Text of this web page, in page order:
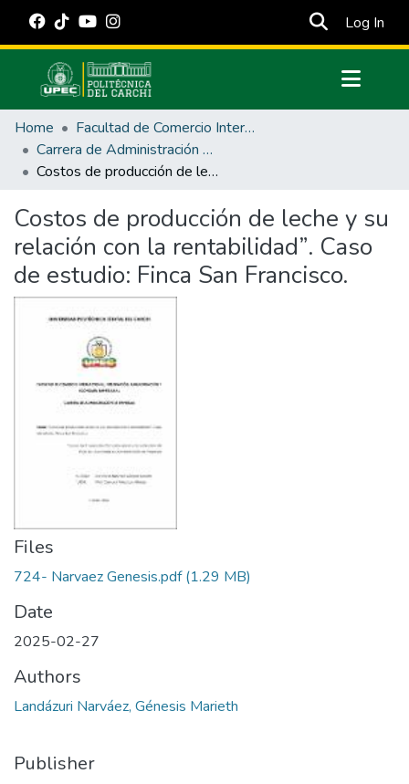
Log In
Communities & Collections
All of DSpace
Statistics
Estadísticas Externas
Manuales
Home
Facultad de Comercio Internacional, Integración, Administración y Economía Empresarial
Carrera de Administración de Empresas y Marketing
Costos de producción de leche y su relación con la rentabilidad”. Caso de estudio: Finca San Francisco.
Costos de producción de leche y su
relación con la rentabilidad”. Caso
de estudio: Finca San Francisco.
Files
724- Narvaez Genesis.pdf(1.29 MB)
Date
2025-02-27
Authors
Landázuri Narváez, Génesis Marieth
Publisher